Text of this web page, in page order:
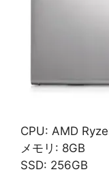
CPU: AMD
メモリ: 8GB
SSD: 256GB